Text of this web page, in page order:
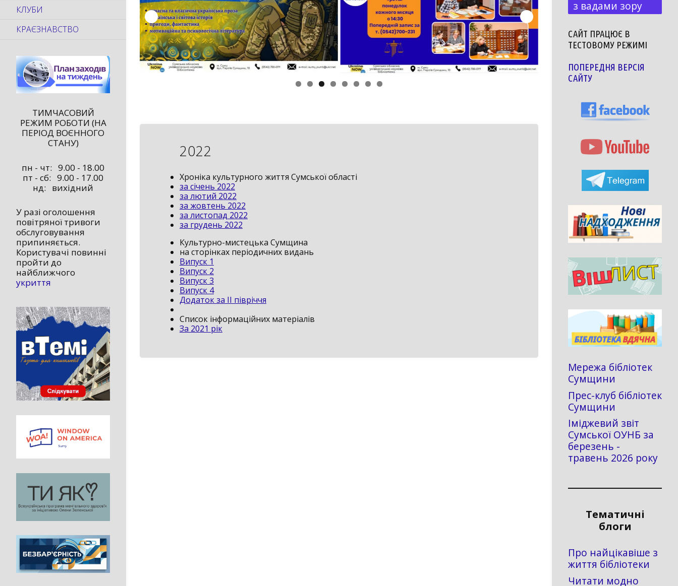
2022
Хроніка культурного життя Сумської області
за січень 2022
за лютий 2022
за жовтень 2022
за листопад 2022
за грудень 2022
Культурно-мистецька Сумщина
на сторінках періодичних видань
Випуск 1
Випуск 2
Випуск 3
Випуск 4
Додаток за ІІ півріччя
Список інформаційних матеріалів
За 2021 рік
КЛУБИ
КРАЄЗНАВСТВО
ТИМЧАСОВИЙ
РЕЖИМ РОБОТИ (НА
ПЕРІОД ВОЄННОГО
СТАНУ)
пн - чт: 9.00 - 18.00
пт - сб: 9.00 - 17.00
нд: вихідний
У разі оголошення
повітряної тривоги
обслуговування
припиняється.
Користувачі повинні
пройти до
найближчого
укриття
з вадами зору
САЙТ ПРАЦЮЄ В
ТЕСТОВОМУ РЕЖИМІ
ПОПЕРЕДНЯ ВЕРСІЯ
САЙТУ
Мережа бібліотек
Сумщини
Прес-клуб бібліотек
Сумщини
Іміджевий звіт
Сумської ОУНБ за
березень -
травень 2026 року
Тематичні
блоги
Про найцікавіше з
життя бібліотеки
Читати модно